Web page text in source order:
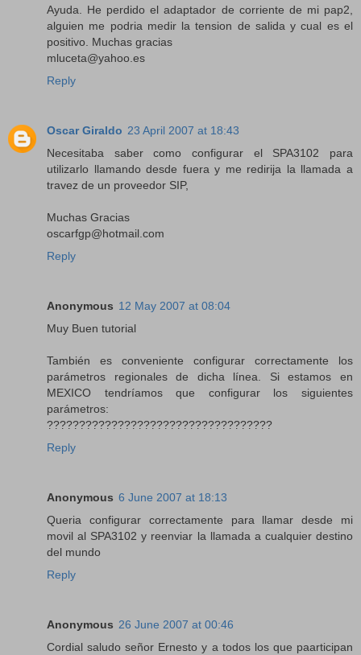
Ayuda. He perdido el adaptador de corriente de mi pap2,
alguien me podria medir la tension de salida y cual es el
positivo. Muchas gracias
mluceta@yahoo.es
Reply
Oscar Giraldo 23 April 2007 at 18:43
Necesitaba saber como configurar el SPA3102 para
utilizarlo llamando desde fuera y me redirija la llamada a
travez de un proveedor SIP,
Muchas Gracias
oscarfgp@hotmail.com
Reply
Anonymous 12 May 2007 at 08:04
Muy Buen tutorial
También es conveniente configurar correctamente los
parámetros regionales de dicha línea. Si estamos en
MEXICO tendríamos que configurar los siguientes
parámetros:
???????????????????????????????????
Reply
Anonymous 6 June 2007 at 18:13
Queria configurar correctamente para llamar desde mi
movil al SPA3102 y reenviar la llamada a cualquier destino
del mundo
Reply
Anonymous 26 June 2007 at 00:46
Cordial saludo señor Ernesto y a todos los que paarticipan